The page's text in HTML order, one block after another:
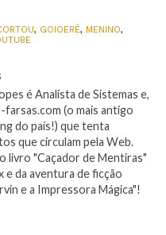
, GOIOERÊ, MENINO,
é Analista de Sistemas e,
farsas.com (o mais antigo
do país!) que tenta
que circulam pela Web.
livro "Caçador de Mentiras"
e da aventura de ficção
e a Impressora Mágica"!